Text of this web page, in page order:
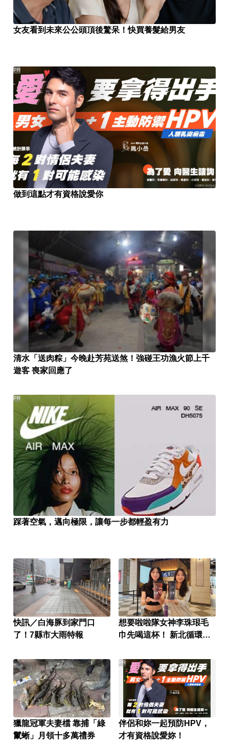
女友看到未來公公頭頂後驚呆！快買養髮給男友
做到這點才有資格說愛你
PR
清水「送肉粽」今晚赴芳苑送煞！強碰王功漁火節上千
遊客 喪家回應了
踩著空氣，邁向極限，讓每一步都輕盈有力
PR
快訊／白海豚到家門口
了！7縣市大雨特報
想要啦啦隊女神李珠珢毛
巾先喝這杯！ 新北循環杯
獵龍冠軍夫妻檔 靠捕「綠
鬣蜥」月領十多萬禮券
伴侶和妳一起預防HPV，
才有資格說愛妳！
PR